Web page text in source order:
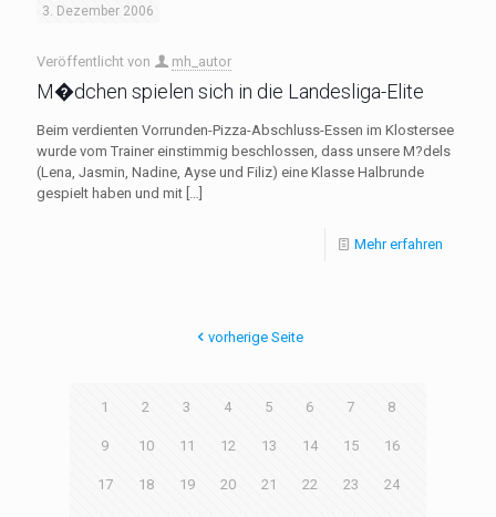
3. Dezember 2006
Veröffentlicht von mh_autor
M�dchen spielen sich in die Landesliga-Elite
Beim verdienten Vorrunden-Pizza-Abschluss-Essen im Klostersee
wurde vom Trainer einstimmig beschlossen, dass unsere M?dels
(Lena, Jasmin, Nadine, Ayse und Filiz) eine Klasse Halbrunde
gespielt haben und mit […]
Mehr erfahren
vorherige Seite
1 2 3 4 5 6 7 8
9 10 11 12 13 14 15 16
17 18 19 20 21 22 23 24